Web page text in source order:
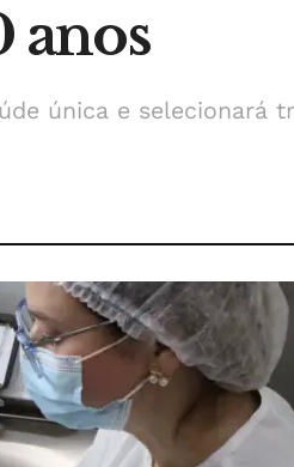
anos
única e selecionará